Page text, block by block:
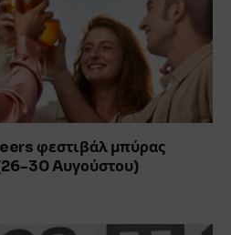
φεστιβάλ μπύρας
30 Aυγούστου)